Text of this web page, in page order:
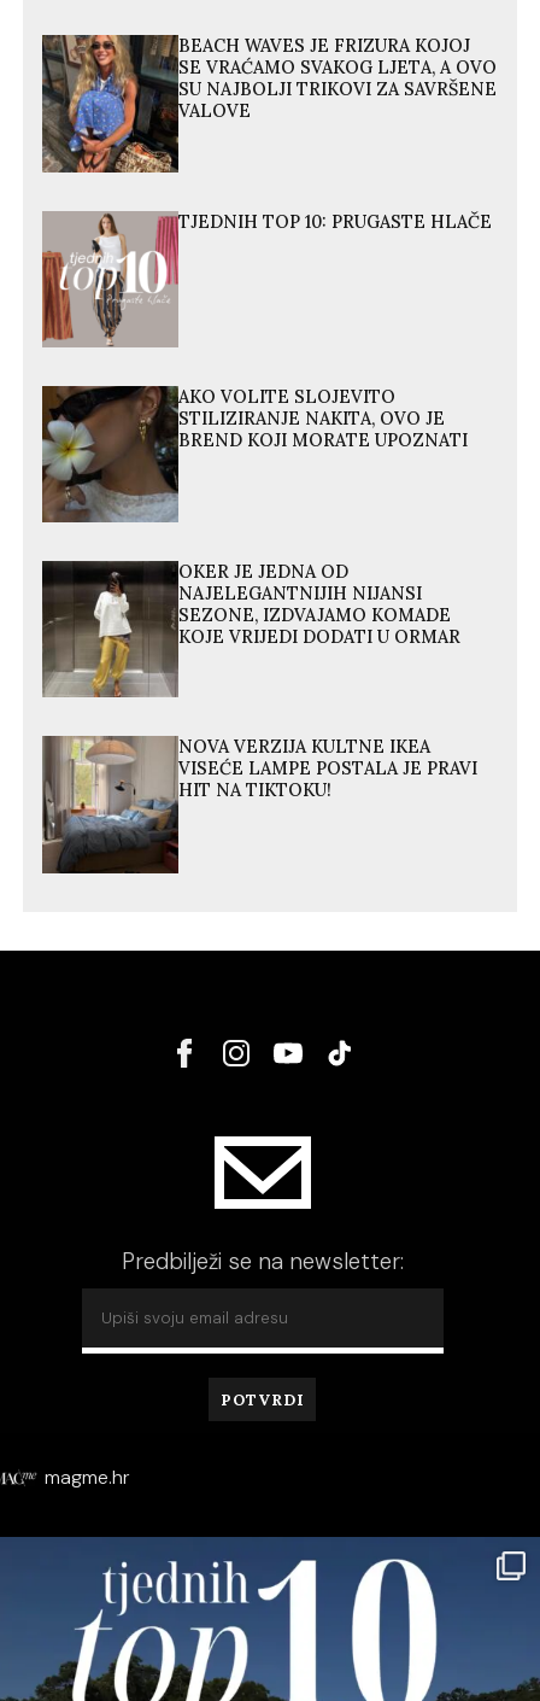
BEACH WAVES JE FRIZURA KOJOJ
SE VRAĆAMO SVAKOG LJETA, A OVO
SU NAJBOLJI TRIKOVI ZA SAVRŠENE
VALOVE
TJEDNIH TOP 10: PRUGASTE HLAČE
AKO VOLITE SLOJEVITO
STILIZIRANJE NAKITA, OVO JE
BREND KOJI MORATE UPOZNATI
OKER JE JEDNA OD
NAJELEGANTNIJIH NIJANSI
SEZONE, IZDVAJAMO KOMADE
KOJE VRIJEDI DODATI U ORMAR
NOVA VERZIJA KULTNE IKEA
VISEĆE LAMPE POSTALA JE PRAVI
HIT NA TIKTOKU!
Predbilježi se na newsletter:
magme.hr